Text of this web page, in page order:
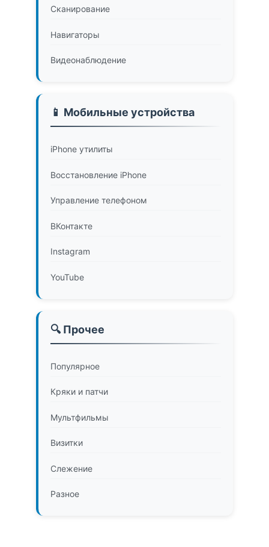
Сканирование
Навигаторы
Видеонаблюдение
📱 Мобильные устройства
iPhone утилиты
Восстановление iPhone
Управление телефоном
ВКонтакте
Instagram
YouTube
🔍 Прочее
Популярное
Кряки и патчи
Мультфильмы
Визитки
Слежение
Разное